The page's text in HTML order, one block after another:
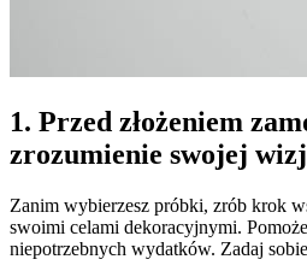
1. Przed złożeniem
zrozumienie swojej
Zanim wybierzesz próbki, zrób krok
swoimi celami dekoracyjnymi.
niepotrzebnych wydatków. Zadaj